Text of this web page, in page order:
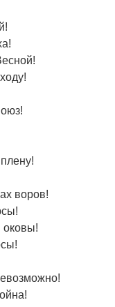
воров!
оковы!